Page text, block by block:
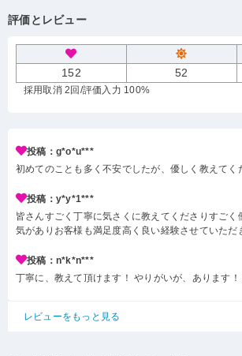
評価とレビュー
152 52
採用取消 2回 /評価入力 100%
投稿：g*o*u***
初めてのことも多く不安でしたが、優しく教えて
投稿：y*y*1***
皆さんすごく丁寧に気さくに教えてくださりすご
気がありお客様も満足度高く良い経験させていただ
投稿：n*k*n***
丁寧に、教えて頂けます！ やりがいが、ありま
レビューをもっと見る